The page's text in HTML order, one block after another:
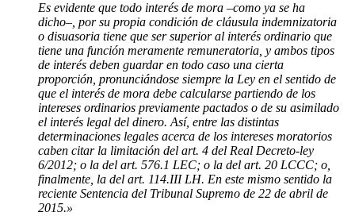
Es evidente que todo interés de mora –como ya se ha
dicho–, por su propia condición de cláusula indemnizatoria
o disuasoria tiene que ser superior al interés ordinario que
tiene una función meramente remuneratoria, y ambos tipos
de interés deben guardar en todo caso una cierta
proporción, pronunciándose siempre la Ley en el sentido de
que el interés de mora debe calcularse partiendo de los
intereses ordinarios previamente pactados o de su asimilado
el interés legal del dinero. Así, entre las distintas
determinaciones legales acerca de los intereses moratorios
caben citar la limitación del art. 4 del Real Decreto-ley
6/2012; o la del art. 576.1 LEC; o la del art. 20 LCCC; o,
finalmente, la del art. 114.III LH. En este mismo sentido la
reciente Sentencia del Tribunal Supremo de 22 de abril de
2015.»